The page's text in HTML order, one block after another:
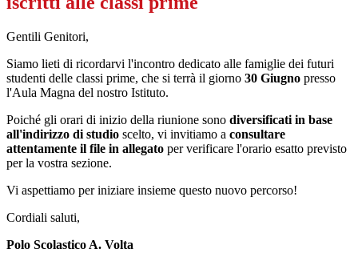
Gentili Genitori,
Siamo lieti di ricordarvi l'incontro dedicato alle famiglie dei futuri
studenti delle classi prime, che si terrà il giorno 30 Giugno presso
l'Aula Magna del nostro Istituto.
Poiché gli orari di inizio della riunione sono diversificati in base
all'indirizzo di studio scelto, vi invitiamo a consultare
attentamente il file in allegato per verificare l'orario esatto previsto
per la vostra sezione.
Vi aspettiamo per iniziare insieme questo nuovo percorso!
Cordiali saluti,
Polo Scolastico A. Volta